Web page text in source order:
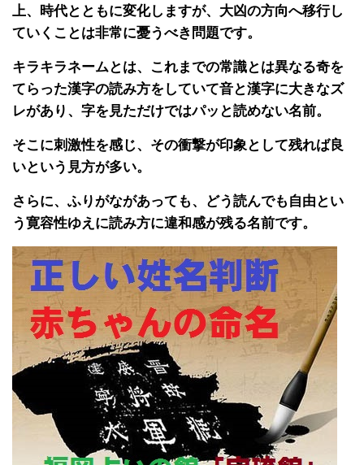
上、時代とともに変化しますが、大凶の方向へ移行し
ていくことは非常に憂うべき問題です。
キラキラネームとは、これまでの常識とは異なる奇を
てらった漢字の読み方をしていて音と漢字に大きなズ
レがあり、字を見ただけではパッと読めない名前。
そこに刺激性を感じ、その衝撃が印象として残れば良
いという見方が多い。
さらに、ふりがながあっても、どう読んでも自由とい
う寛容性ゆえに読み方に違和感が残る名前です。